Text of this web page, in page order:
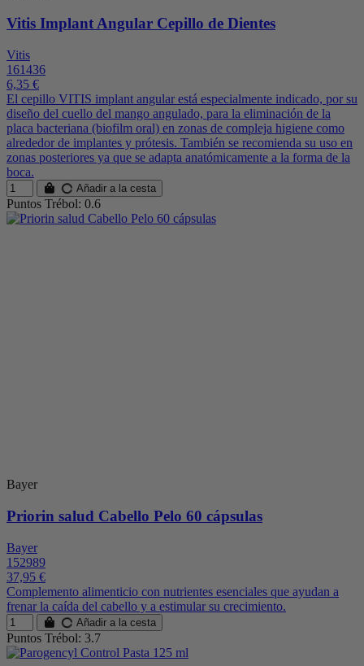
Vitis Implant Angular Cepillo de Dientes
Vitis
161436
6,35 €
El cepillo VITIS implant angular está especialmente indicado, por su
diseño del cuello del mango angulado, para la eliminación de la
placa bacteriana (biofilm oral) en zonas de compleja higiene como
alrededor de implantes y prótesis. También se recomienda su uso en
zonas posteriores ya que se adapta anatómicamente a la forma de la
boca.
Añadir a la cesta
Puntos Trébol: 0.6
Bayer
Priorin salud Cabello Pelo 60 cápsulas
Bayer
152989
37,95 €
Complemento alimenticio con nutrientes esenciales que ayudan a
frenar la caída del cabello y a estimular su crecimiento.
Añadir a la cesta
Puntos Trébol: 3.7